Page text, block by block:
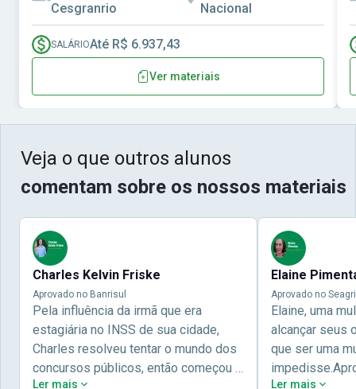
Cesgranrio Nacional
SALÁRIOAté R$ 6.937,43
Ver materiais
Veja o que outros alunos
comentam sobre os nossos materiais
Charles Kelvin Friske
Aprovado no Banrisul
Pela influência da irmã que era
estagiária no INSS de sua cidade,
Charles resolveu tentar o mundo dos
concursos públicos, então começou a
Ler mais
Elaine
Aprovado no
Elaine, uma
alcançar seus
que ser uma
Ler mais